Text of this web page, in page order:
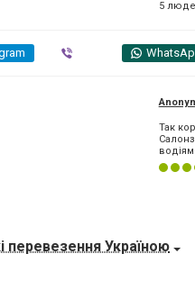
5
Так
перевезення Україною